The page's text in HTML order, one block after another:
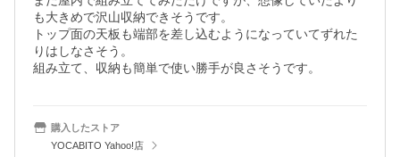
も大きめで沢山収納できそうです。
トップ面の天板も端部を差し込むようになっていてずれた
りはしなさそう。
組み立て、収納も簡単で使い勝手が良さそうです。
購入したストア
YOCABITO Yahoo!店